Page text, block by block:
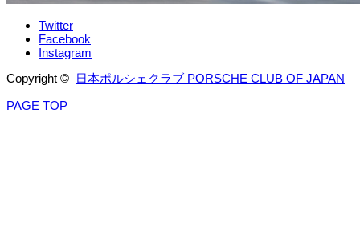
Twitter
Facebook
Instagram
Copyright © 日本ポルシェクラブ PORSCHE CLUB OF JAPAN
PAGE TOP